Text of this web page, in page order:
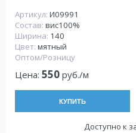
Артикул: И09991
Состав: вис100%
Ширина: 140
Цвет: мятный
Оптом/Розницу
Цена: 550 руб./м
КУПИТЬ
Доступно к